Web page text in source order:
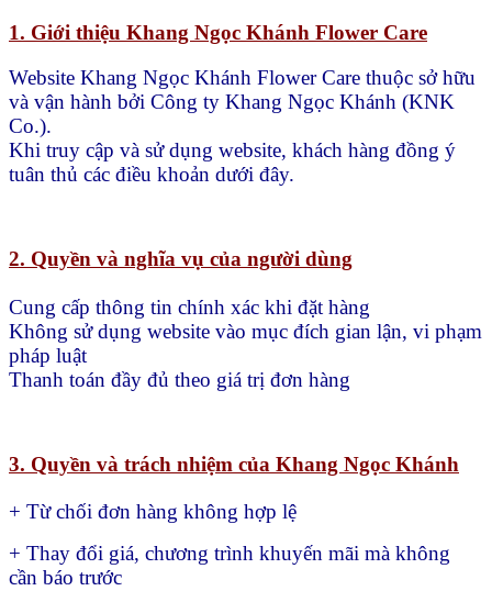
1. Giới thiệu Khang Ngọc Khánh Flower Care
Website Khang Ngọc Khánh Flower Care thuộc sở hữu
và vận hành bởi Công ty Khang Ngọc Khánh (KNK
Co.).
Khi truy cập và sử dụng website, khách hàng đồng ý
tuân thủ các điều khoản dưới đây.
2. Quyền và nghĩa vụ của người dùng
Cung cấp thông tin chính xác khi đặt hàng
Không sử dụng website vào mục đích gian lận, vi phạm
pháp luật
Thanh toán đầy đủ theo giá trị đơn hàng
3. Quyền và trách nhiệm của Khang Ngọc Khánh
+ Từ chối đơn hàng không hợp lệ
+ Thay đổi giá, chương trình khuyến mãi mà không
cần báo trước